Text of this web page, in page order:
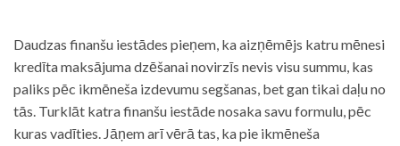
Daudzas finanšu iestādes pieņem, ka aizņēmējs katru mēnesi
kredīta maksājuma dzēšanai novirzīs nevis visu summu, kas
paliks pēc ikmēneša izdevumu segšanas, bet gan tikai daļu no
tās. Turklāt katra finanšu iestāde nosaka savu formulu, pēc
kuras vadīties. Jāņem arī vērā tas, ka pie ikmēneša